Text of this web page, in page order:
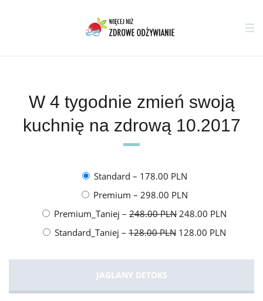
W 4 tygodnie zmień swoją
kuchnię na zdrową 10.2017
Standard – 178.00 PLN
Premium – 298.00 PLN
Premium_Taniej – 248.00 PLN 248.00 PLN
Standard_Taniej – 128.00 PLN 128.00 PLN
JAGLANY DETOKS